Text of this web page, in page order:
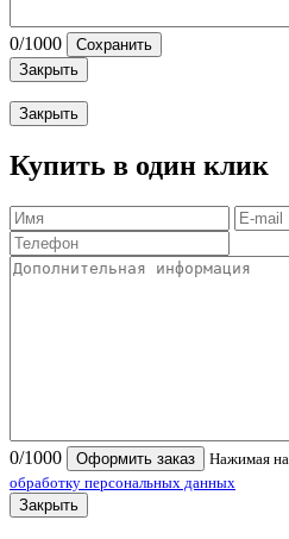
0/1000
Сохранить
Закрыть
Закрыть
Купить в один клик
0/1000 Оформить заказ
Нажимая на
обработку персональных данных
Закрыть